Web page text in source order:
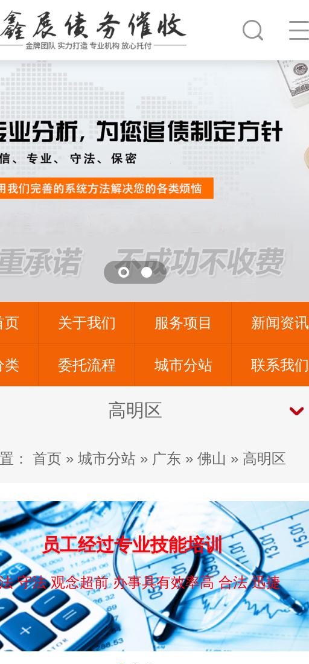
页 关于我们 服务项目 新闻资讯
类 委托流程 城市分站 联系我们
高明区
： 首页 » 城市分站» 广东 » 佛山 » 高明区
员工经过专业技能培训
守法 观念超前 办事具有效率高 合法 迅捷